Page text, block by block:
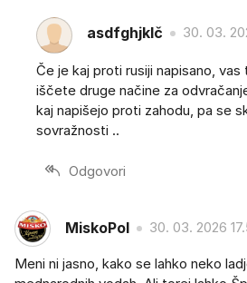
asdfghjklč 30. 03.
Če je kaj proti rusiji napisano,
iščete druge načine za
kaj napišejo proti zahodu, pa se
sovražnosti ..
Odgovori
MiskoPol 30. 03. 2026
Meni ni jasno, kako se lahko neko